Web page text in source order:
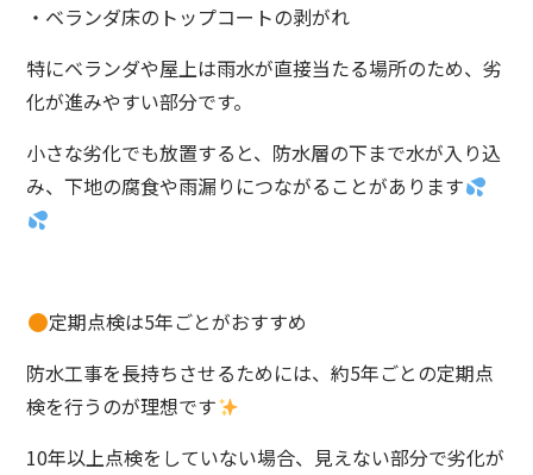
・ベランダ床のトップコートの剥がれ
特にベランダや屋上は雨水が直接当たる場所のため、劣
化が進みやすい部分です。
小さな劣化でも放置すると、防水層の下まで水が入り込
み、下地の腐食や雨漏りにつながることがあります
定期点検は5年ごとがおすすめ
防水工事を長持ちさせるためには、約5年ごとの定期点
検を行うのが理想です
10年以上点検をしていない場合、見えない部分で劣化が